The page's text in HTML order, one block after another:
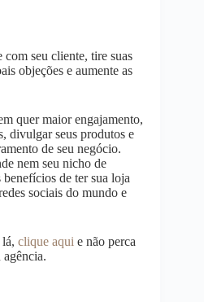
seu cliente, tire suas
objeções e aumente as
quer maior engajamento,
divulgar seus produtos e
de seu negócio.
nem seu nicho de
de ter sua loja
sociais do mundo e
clique aqui e não perca
agência.